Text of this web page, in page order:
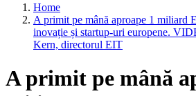
Home
A primit pe mână aproape 1 miliard
inovație și startup-uri europene.
Kern, directorul EIT
A primit pe mână